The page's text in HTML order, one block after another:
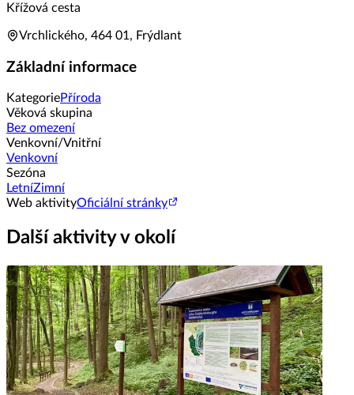
Křížová cesta
Vrchlického, 464 01, Frýdlant
Základní informace
KategoriePříroda
Věková skupina
Bez omezení
Venkovní/Vnitřní
Venkovní
Sezóna
LetníZimní
Web aktivityOficiální stránky
Další aktivity v okolí